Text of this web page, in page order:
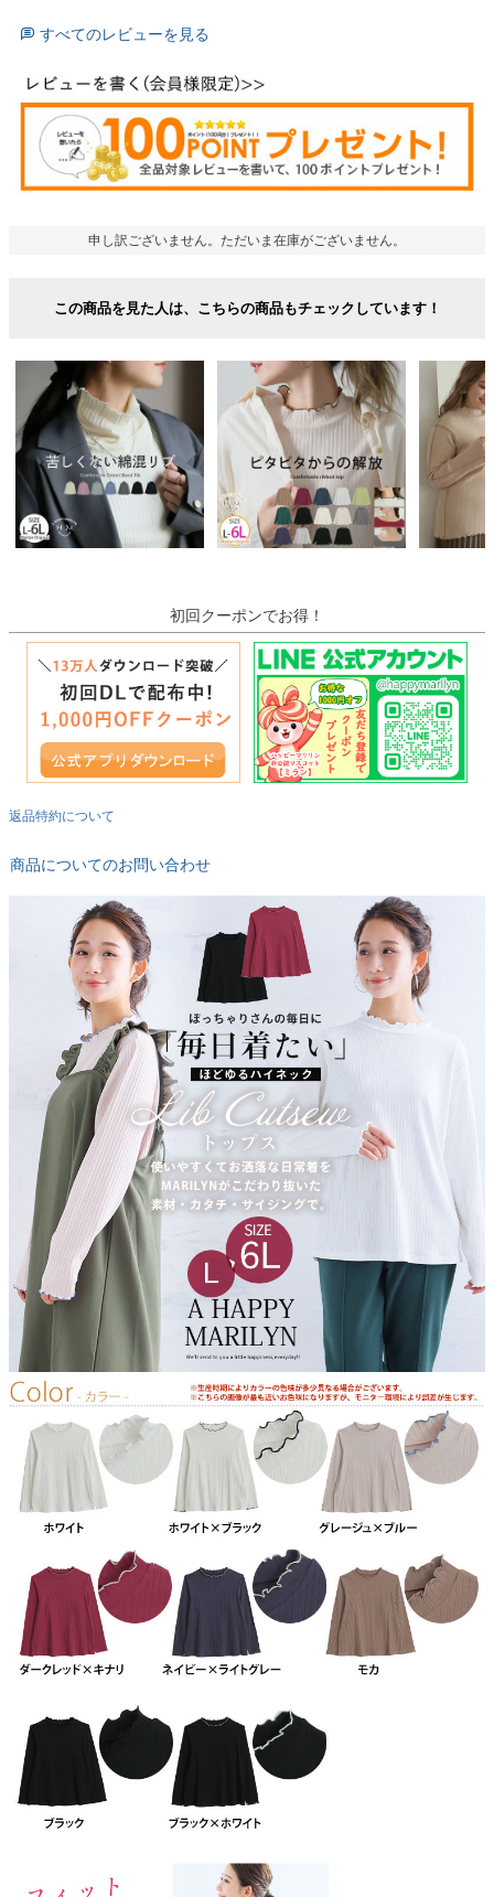
すべてのレビューを見る
申し訳ございません。ただいま在庫がございません。
この商品を見た人は、こちらの商品もチェックしています！
初回クーポンでお得！
返品特約について
商品についてのお問い合わせ